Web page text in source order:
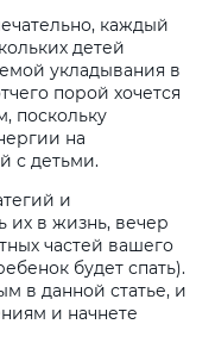
каждый
детей
укладывания в
порой хочется
поскольку
на
с детьми.
и
их в жизнь, вечер
частей вашего
будет спать).
в данной статье, и
и начнете